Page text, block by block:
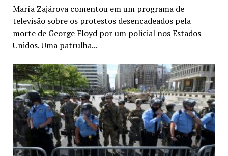
María Zajárova comentou em um programa de
televisão sobre os protestos desencadeados pela
morte de George Floyd por um policial nos Estados
Unidos. Uma patrulha...